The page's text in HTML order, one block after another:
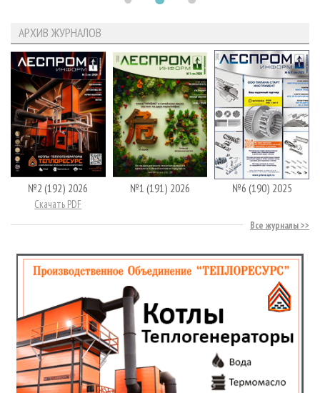
АРХИВ ЖУРНАЛОВ
№2 (192) 2026
Скачать PDF
№1 (191) 2026 №6 (190) 2025
Все журналы